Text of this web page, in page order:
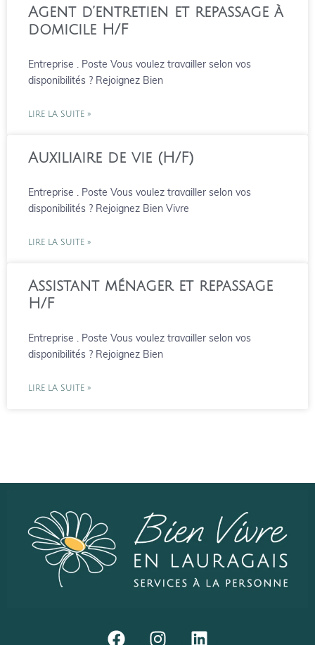
Agent d’entretien et repassage à
domicile H/F
Entreprise . Poste Vous voulez travailler selon vos
disponibilités ? Rejoignez Bien
LIRE LA SUITE »
Auxiliaire de vie (H/F)
Entreprise . Poste Vous voulez travailler selon vos
disponibilités ? Rejoignez Bien Vivre
LIRE LA SUITE »
Assistant ménager et repassage
H/F
Entreprise . Poste Vous voulez travailler selon vos
disponibilités ? Rejoignez Bien
LIRE LA SUITE »